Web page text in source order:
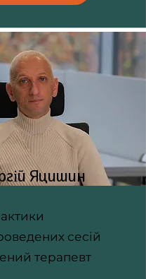
Яцишин
сесій
терапевт